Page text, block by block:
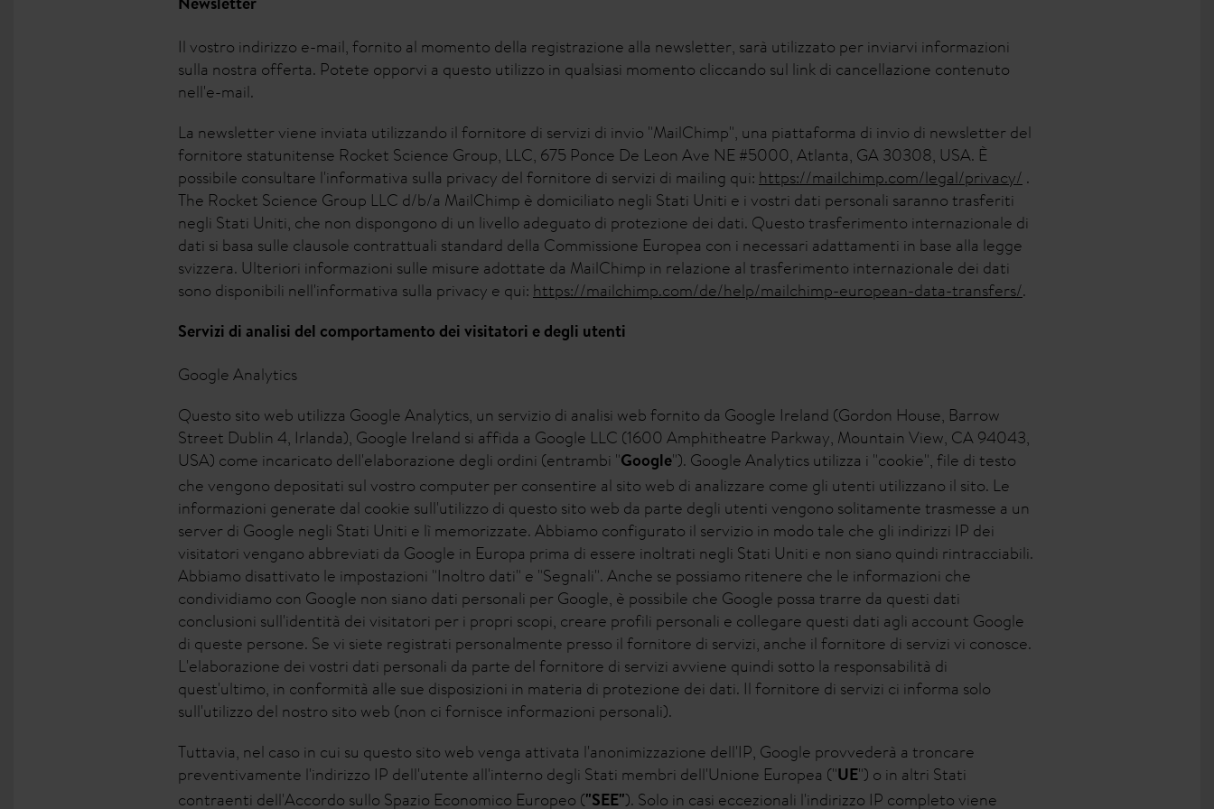
Newsletter
Il vostro indirizzo e-mail, fornito al momento della registrazione alla newsletter, sarà utilizzato per inviarvi informazioni
sulla nostra offerta. Potete opporvi a questo utilizzo in qualsiasi momento cliccando sul link di cancellazione contenuto
nell'e-mail.
La newsletter viene inviata utilizzando il fornitore di servizi di invio "MailChimp", una piattaforma di invio di newsletter del
fornitore statunitense Rocket Science Group, LLC, 675 Ponce De Leon Ave NE #5000, Atlanta, GA 30308, USA. È
possibile consultare l'informativa sulla privacy del fornitore di servizi di mailing qui: https://mailchimp.com/legal/privacy/ .
The Rocket Science Group LLC d/b/a MailChimp è domiciliato negli Stati Uniti e i vostri dati personali saranno trasferiti
negli Stati Uniti, che non dispongono di un livello adeguato di protezione dei dati. Questo trasferimento internazionale di
dati si basa sulle clausole contrattuali standard della Commissione Europea con i necessari adattamenti in base alla legge
svizzera. Ulteriori informazioni sulle misure adottate da MailChimp in relazione al trasferimento internazionale dei dati
sono disponibili nell'informativa sulla privacy e qui: https://mailchimp.com/de/help/mailchimp-european-data-transfers/.
Servizi di analisi del comportamento dei visitatori e degli utenti
Google Analytics
Questo sito web utilizza Google Analytics, un servizio di analisi web fornito da Google Ireland (Gordon House, Barrow
Street Dublin 4, Irlanda), Google Ireland si affida a Google LLC (1600 Amphitheatre Parkway, Mountain View, CA 94043,
USA) come incaricato dell'elaborazione degli ordini (entrambi "Google"). Google Analytics utilizza i "cookie", file di testo
che vengono depositati sul vostro computer per consentire al sito web di analizzare come gli utenti utilizzano il sito. Le
informazioni generate dal cookie sull'utilizzo di questo sito web da parte degli utenti vengono solitamente trasmesse a un
server di Google negli Stati Uniti e lì memorizzate. Abbiamo configurato il servizio in modo tale che gli indirizzi IP dei
visitatori vengano abbreviati da Google in Europa prima di essere inoltrati negli Stati Uniti e non siano quindi rintracciabili.
Abbiamo disattivato le impostazioni "Inoltro dati" e "Segnali". Anche se possiamo ritenere che le informazioni che
condividiamo con Google non siano dati personali per Google, è possibile che Google possa trarre da questi dati
conclusioni sull'identità dei visitatori per i propri scopi, creare profili personali e collegare questi dati agli account Google
di queste persone. Se vi siete registrati personalmente presso il fornitore di servizi, anche il fornitore di servizi vi conosce.
L'elaborazione dei vostri dati personali da parte del fornitore di servizi avviene quindi sotto la responsabilità di
quest'ultimo, in conformità alle sue disposizioni in materia di protezione dei dati. Il fornitore di servizi ci informa solo
sull'utilizzo del nostro sito web (non ci fornisce informazioni personali).
Tuttavia, nel caso in cui su questo sito web venga attivata l'anonimizzazione dell'IP, Google provvederà a troncare
preventivamente l'indirizzo IP dell'utente all'interno degli Stati membri dell'Unione Europea ("UE") o in altri Stati
contraenti dell'Accordo sullo Spazio Economico Europeo ("SEE"). Solo in casi eccezionali l'indirizzo IP completo viene